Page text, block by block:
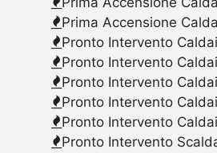
Prima Accensione
Pronto Intervento
Pronto Intervento
Pronto Intervento
Pronto Intervento
Pronto Intervento
Pronto Intervento